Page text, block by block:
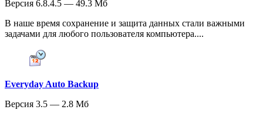
Версия 6.8.4.5 — 49.3 Мб
В наше время сохранение и защита данных стали важными
задачами для любого пользователя компьютера....
Everyday Auto Backup
Версия 3.5 — 2.8 Мб